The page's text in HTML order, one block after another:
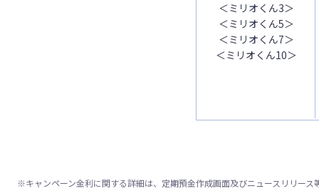
＜ミリオくん3＞
＜ミリオくん5＞
＜ミリオくん7＞
＜ミリオくん10＞
※キャンペーン金利に関する詳細は、定期預金作成画面及びニュースリリース